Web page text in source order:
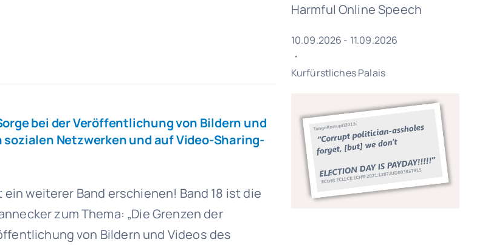
bei der Veröffentlichung von Bildern und
sozialen Netzwerken und auf Video-Sharing-
weiterer Band erschienen! Band 18 ist die
zum Thema: „Die Grenzen der
von Bildern und Videos des
Harmful Online Speech
10.09.2026 - 11.09.2026
・
Kurfürstliches Palais